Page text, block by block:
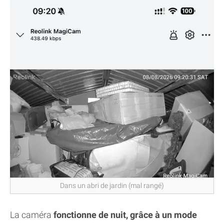
Dans un abri de jardin (mal rangé)
La caméra fonctionne de nuit, grâce à un mode